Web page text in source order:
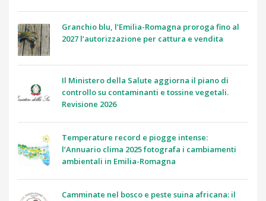
Granchio blu, l’Emilia-Romagna proroga fino al
2027 l’autorizzazione per cattura e vendita
Il Ministero della Salute aggiorna il piano di
controllo su contaminanti e tossine vegetali.
Revisione 2026
Temperature record e piogge intense:
l’Annuario clima 2025 fotografa i cambiamenti
ambientali in Emilia-Romagna
Camminate nel bosco e peste suina africana: il